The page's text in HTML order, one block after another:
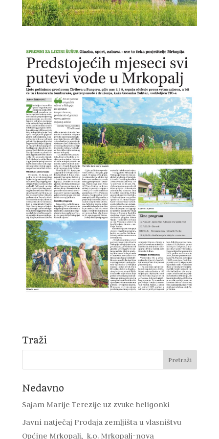
Traži
Nedavno
Sajam Marije Terezije uz zvuke heligonki
Javni natječaj Prodaja zemljišta u vlasništvu
Općine Mrkopalj, k.o. Mrkopalj-nova